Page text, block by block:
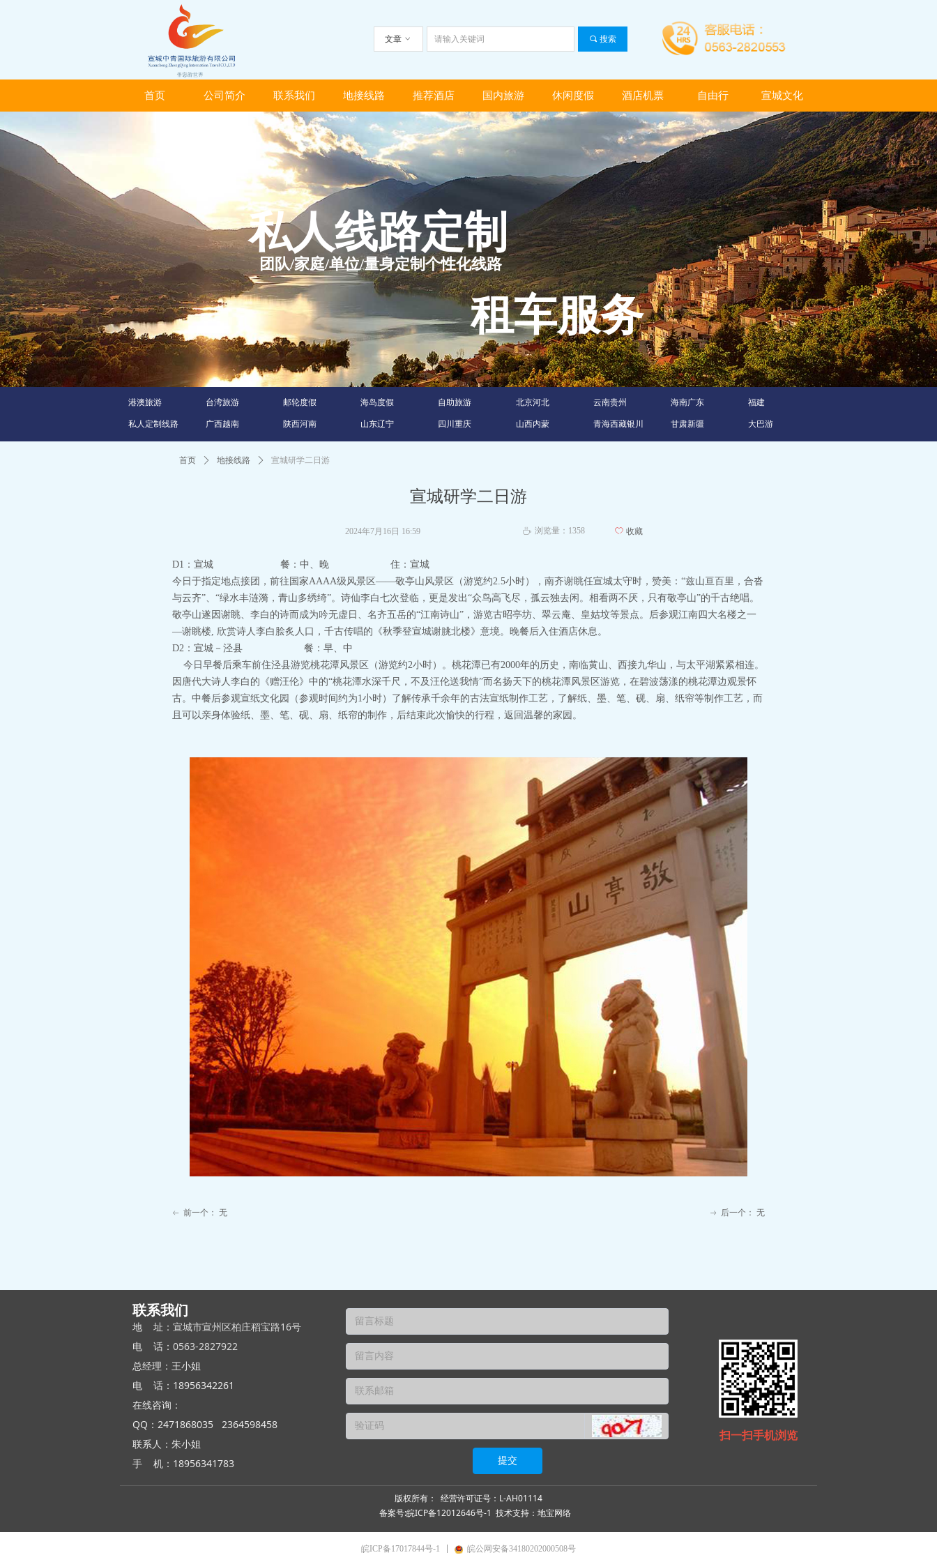
首页 公司简介 联系我们
联系我们
地接线路
地接线路
推荐酒店
推荐酒店
国内旅游
国内旅游
休闲度假 酒店机票
酒店机票
自由行
自由行
宣城文化
宣城文化
끠 搜索
文章 ꀁ
港澳旅游 台湾旅游 邮轮度假 海岛度假 自助旅游 北京河北 云南贵州 海南广东 福建
私人定制线路 广西越南 陕西河南 山东辽宁 四川重庆 山西内蒙 青海西藏银川 甘肃新疆 大巴游
私人线路定制
租车服务
团队/家庭/单位/量身定制个性化线路
宣城研学二日游
首页 ꄲ 地接线路 ꄲ 宣城研学二日游
D1：宣城 餐：中、晚 住：宣城
今日于指定地点接团，前往国家AAAA级风景区——敬亭山风景区（游览约2.5小时），南齐谢眺任宣城太守时，赞美：“兹山亘百里，合沓
与云齐”、“绿水丰涟漪，青山多绣绮”。诗仙李白七次登临，更是发出“众鸟高飞尽，孤云独去闲。相看两不厌，只有敬亭山”的千古绝唱。
敬亭山遂因谢眺、李白的诗而成为吟无虚日、名齐五岳的“江南诗山”，游览古昭亭坊、翠云庵、皇姑坟等景点。后参观江南四大名楼之一
—谢眺楼, 欣赏诗人李白脍炙人口，千古传唱的《秋季登宣城谢朓北楼》意境。晚餐后入住酒店休息。
D2：宣城－泾县 餐：早、中
今日早餐后乘车前住泾县游览桃花潭风景区（游览约2小时）。桃花潭已有2000年的历史，南临黄山、西接九华山，与太平湖紧紧相连。
因唐代大诗人李白的《赠汪伦》中的“桃花潭水深千尺，不及汪伦送我情”而名扬天下的桃花潭风景区游览，在碧波荡漾的桃花潭边观景怀
古。中餐后参观宣纸文化园（参观时间约为1小时）了解传承千余年的古法宣纸制作工艺，了解纸、墨、笔、砚、扇、纸帘等制作工艺，而
且可以亲身体验纸、墨、笔、砚、扇、纸帘的制作，后结束此次愉快的行程，返回温馨的家园。
2024年7月16日 16:59 ꄘ 浏览量： 1358 ꄀ 收藏
ꂃ 前一个： 无 ꁹ 后一个： 无
联系我们
地 址： 宣城市宣州区柏庄稻宝路16号
电 话： 0563-2827922
总经理：王小姐
电 话：18956342261
在线咨询：
QQ：2471868035 2364598458
联系人：朱小姐
手 机：18956341783
提交
版权所有： 经营许可证号：L-AH01114
备案号:皖ICP备12012646号-1 技术支持： 地宝网络
扫一扫手机浏览
皖ICP备17017844号-1 皖公网安备34180202000508号